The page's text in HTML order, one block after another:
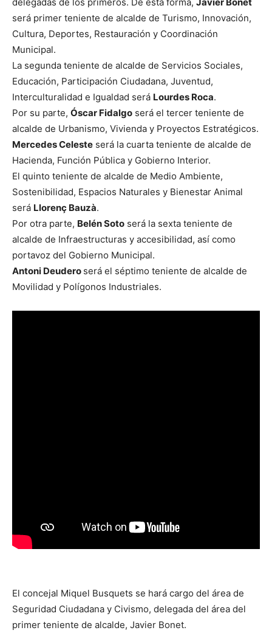
será primer teniente de alcalde de Turismo, Innovación,
Cultura, Deportes, Restauración y Coordinación
Municipal.
La segunda teniente de alcalde de Servicios Sociales,
Educación, Participación Ciudadana, Juventud,
Interculturalidad e Igualdad será Lourdes Roca.
Por su parte, Óscar Fidalgo será el tercer teniente de
alcalde de Urbanismo, Vivienda y Proyectos Estratégicos.
Mercedes Celeste será la cuarta teniente de alcalde de
Hacienda, Función Pública y Gobierno Interior.
El quinto teniente de alcalde de Medio Ambiente,
Sostenibilidad, Espacios Naturales y Bienestar Animal
será Llorenç Bauzà.
Por otra parte, Belén Soto será la sexta teniente de
alcalde de Infraestructuras y accesibilidad, así como
portavoz del Gobierno Municipal.
Antoni Deudero será el séptimo teniente de alcalde de
Movilidad y Polígonos Industriales.
El concejal Miquel Busquets se hará cargo del área de
Seguridad Ciudadana y Civismo, delegada del área del
primer teniente de alcalde, Javier Bonet.